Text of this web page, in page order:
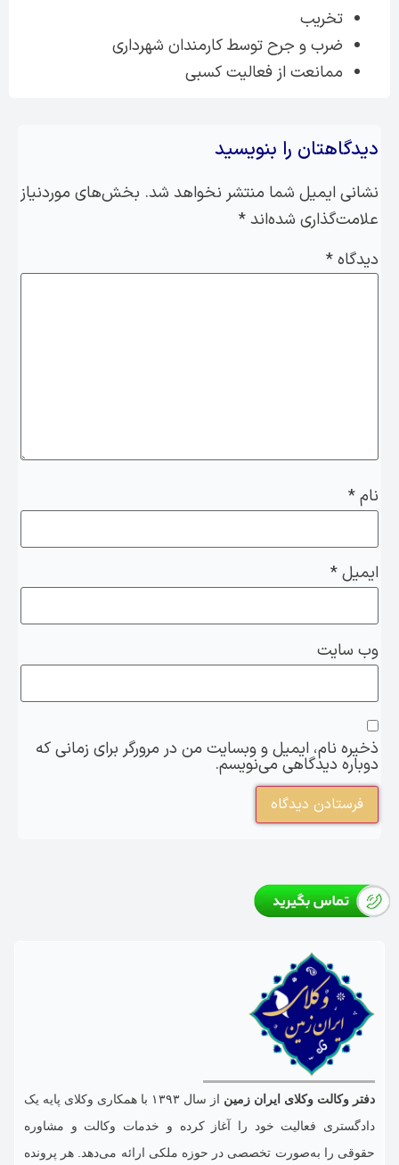
تخریب
ضرب و جرح توسط کارمندان شهرداری
ممانعت از فعالیت کسبی
دیدگاهتان را بنویسید
نشانی ایمیل شما منتشر نخواهد شد. بخش‌های موردنیاز
علامت‌گذاری شده‌اند*
دیدگاه*
نام*
ایمیل*
وب‌ سایت
ذخیره نام، ایمیل و وبسایت من در مرورگر برای زمانی که
دوباره دیدگاهی می‌نویسم.
دفتر وکالت وکلای ایران زمین
از سال ۱۳۹۳ با همکاری وکلای پایه یک
دادگستری فعالیت خود را آغاز کرده و خدمات وکالت و مشاوره
حقوقی را به‌صورت تخصصی در حوزه‌ ملکی ارائه می‌دهد. هر پرونده